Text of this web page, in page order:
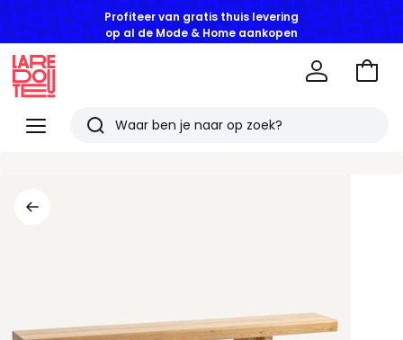
Profiteer van gratis thuis levering
op al de Mode & Home aankopen
Menu
Redoute
Zoeken
Naar